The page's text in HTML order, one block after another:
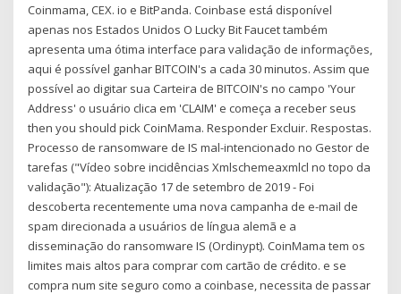
Coinmama, CEX. io e BitPanda. Coinbase está disponível
apenas nos Estados Unidos O Lucky Bit Faucet também
apresenta uma ótima interface para validação de informações,
aqui é possível ganhar BITCOIN's a cada 30 minutos. Assim que
possível ao digitar sua Carteira de BITCOIN's no campo 'Your
Address' o usuário clica em 'CLAIM' e começa a receber seus
then you should pick CoinMama. Responder Excluir. Respostas.
Processo de ransomware de IS mal-intencionado no Gestor de
tarefas ("Vídeo sobre incidências Xmlschemeaxmlcl no topo da
validação"): Atualização 17 de setembro de 2019 - Foi
descoberta recentemente uma nova campanha de e-mail de
spam direcionada a usuários de língua alemã e a
disseminação do ransomware IS (Ordinypt). CoinMama tem os
limites mais altos para comprar com cartão de crédito. e se
compra num site seguro como a coinbase, necessita de passar